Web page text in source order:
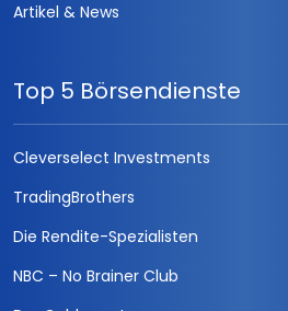
Artikel & News
Top 5 Börsendienste
Cleverselect Investments
TradingBrothers
Die Rendite-Spezialisten
NBC – No Brainer Club